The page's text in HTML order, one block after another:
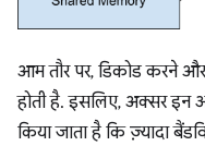
आम तौर पर, डिकोड करने और
होती है. इसलिए, अक्सर
किया जाता है कि ज़्यादा